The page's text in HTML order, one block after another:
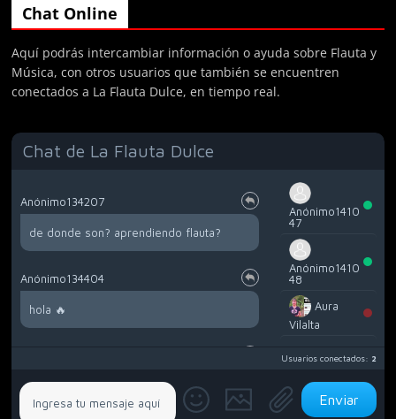
Chat Online
Aquí podrás intercambiar información o ayuda sobre Flauta y
Música, con otros usuarios que también se encuentren
conectados a La Flauta Dulce, en tiempo real.
Chat de La Flauta Dulce
Anónimo134207
de donde son? aprendiendo flauta?
Anónimo134404
hola 🔥
Callaos
Anónimo1410
47
Anónimo1410
48
Aura
Vilalta
laflautadulce
Usuarios conectados: 2